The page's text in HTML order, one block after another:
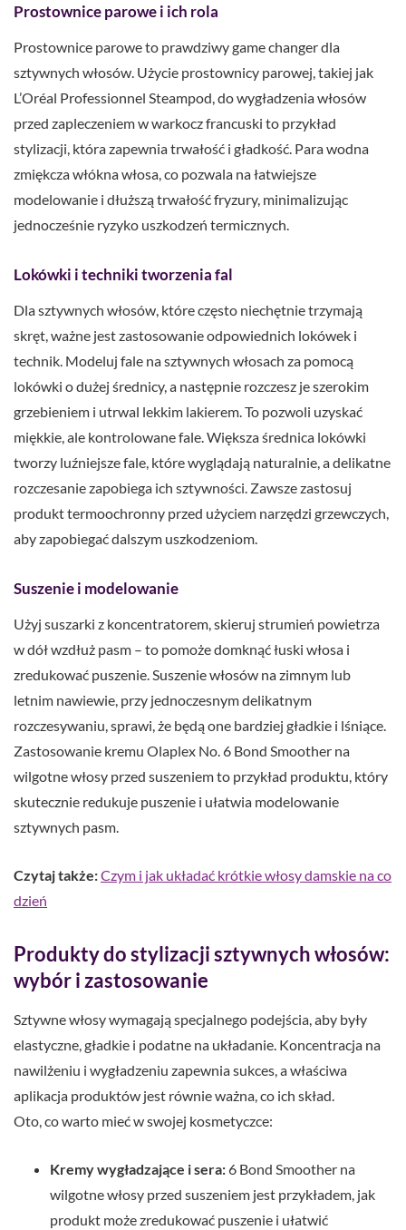
Prostownice parowe i ich rola
Prostownice parowe to prawdziwy game changer dla
sztywnych włosów. Użycie prostownicy parowej, takiej jak
L’Oréal Professionnel Steampod, do wygładzenia włosów
przed zapleczeniem w warkocz francuski to przykład
stylizacji, która zapewnia trwałość i gładkość. Para wodna
zmiękcza włókna włosa, co pozwala na łatwiejsze
modelowanie i dłuższą trwałość fryzury, minimalizując
jednocześnie ryzyko uszkodzeń termicznych.
Lokówki i techniki tworzenia fal
Dla sztywnych włosów, które często niechętnie trzymają
skręt, ważne jest zastosowanie odpowiednich lokówek i
technik. Modeluj fale na sztywnych włosach za pomocą
lokówki o dużej średnicy, a następnie rozczesz je szerokim
grzebieniem i utrwal lekkim lakierem. To pozwoli uzyskać
miękkie, ale kontrolowane fale. Większa średnica lokówki
tworzy luźniejsze fale, które wyglądają naturalnie, a delikatne
rozczesanie zapobiega ich sztywności. Zawsze zastosuj
produkt termoochronny przed użyciem narzędzi grzewczych,
aby zapobiegać dalszym uszkodzeniom.
Suszenie i modelowanie
Użyj suszarki z koncentratorem, skieruj strumień powietrza
w dół wzdłuż pasm – to pomoże domknąć łuski włosa i
zredukować puszenie. Suszenie włosów na zimnym lub
letnim nawiewie, przy jednoczesnym delikatnym
rozczesywaniu, sprawi, że będą one bardziej gładkie i lśniące.
Zastosowanie kremu Olaplex No. 6 Bond Smoother na
wilgotne włosy przed suszeniem to przykład produktu, który
skutecznie redukuje puszenie i ułatwia modelowanie
sztywnych pasm.
Czytaj także:Czym i jak układać krótkie włosy damskie na co
dzień
Produkty do stylizacji sztywnych włosów:
wybór i zastosowanie
Sztywne włosy wymagają specjalnego podejścia, aby były
elastyczne, gładkie i podatne na układanie. Koncentracja na
nawilżeniu i wygładzeniu zapewnia sukces, a właściwa
aplikacja produktów jest równie ważna, co ich skład.
Oto, co warto mieć w swojej kosmetyczce:
Kremy wygładzające i sera: 6 Bond Smoother na
wilgotne włosy przed suszeniem jest przykładem, jak
produkt może zredukować puszenie i ułatwić